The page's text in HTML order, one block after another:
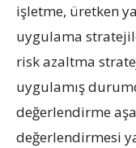
işletme, üretken
uygulama
risk azaltma
uygulamış
değerlendirme
değerlendirmesi